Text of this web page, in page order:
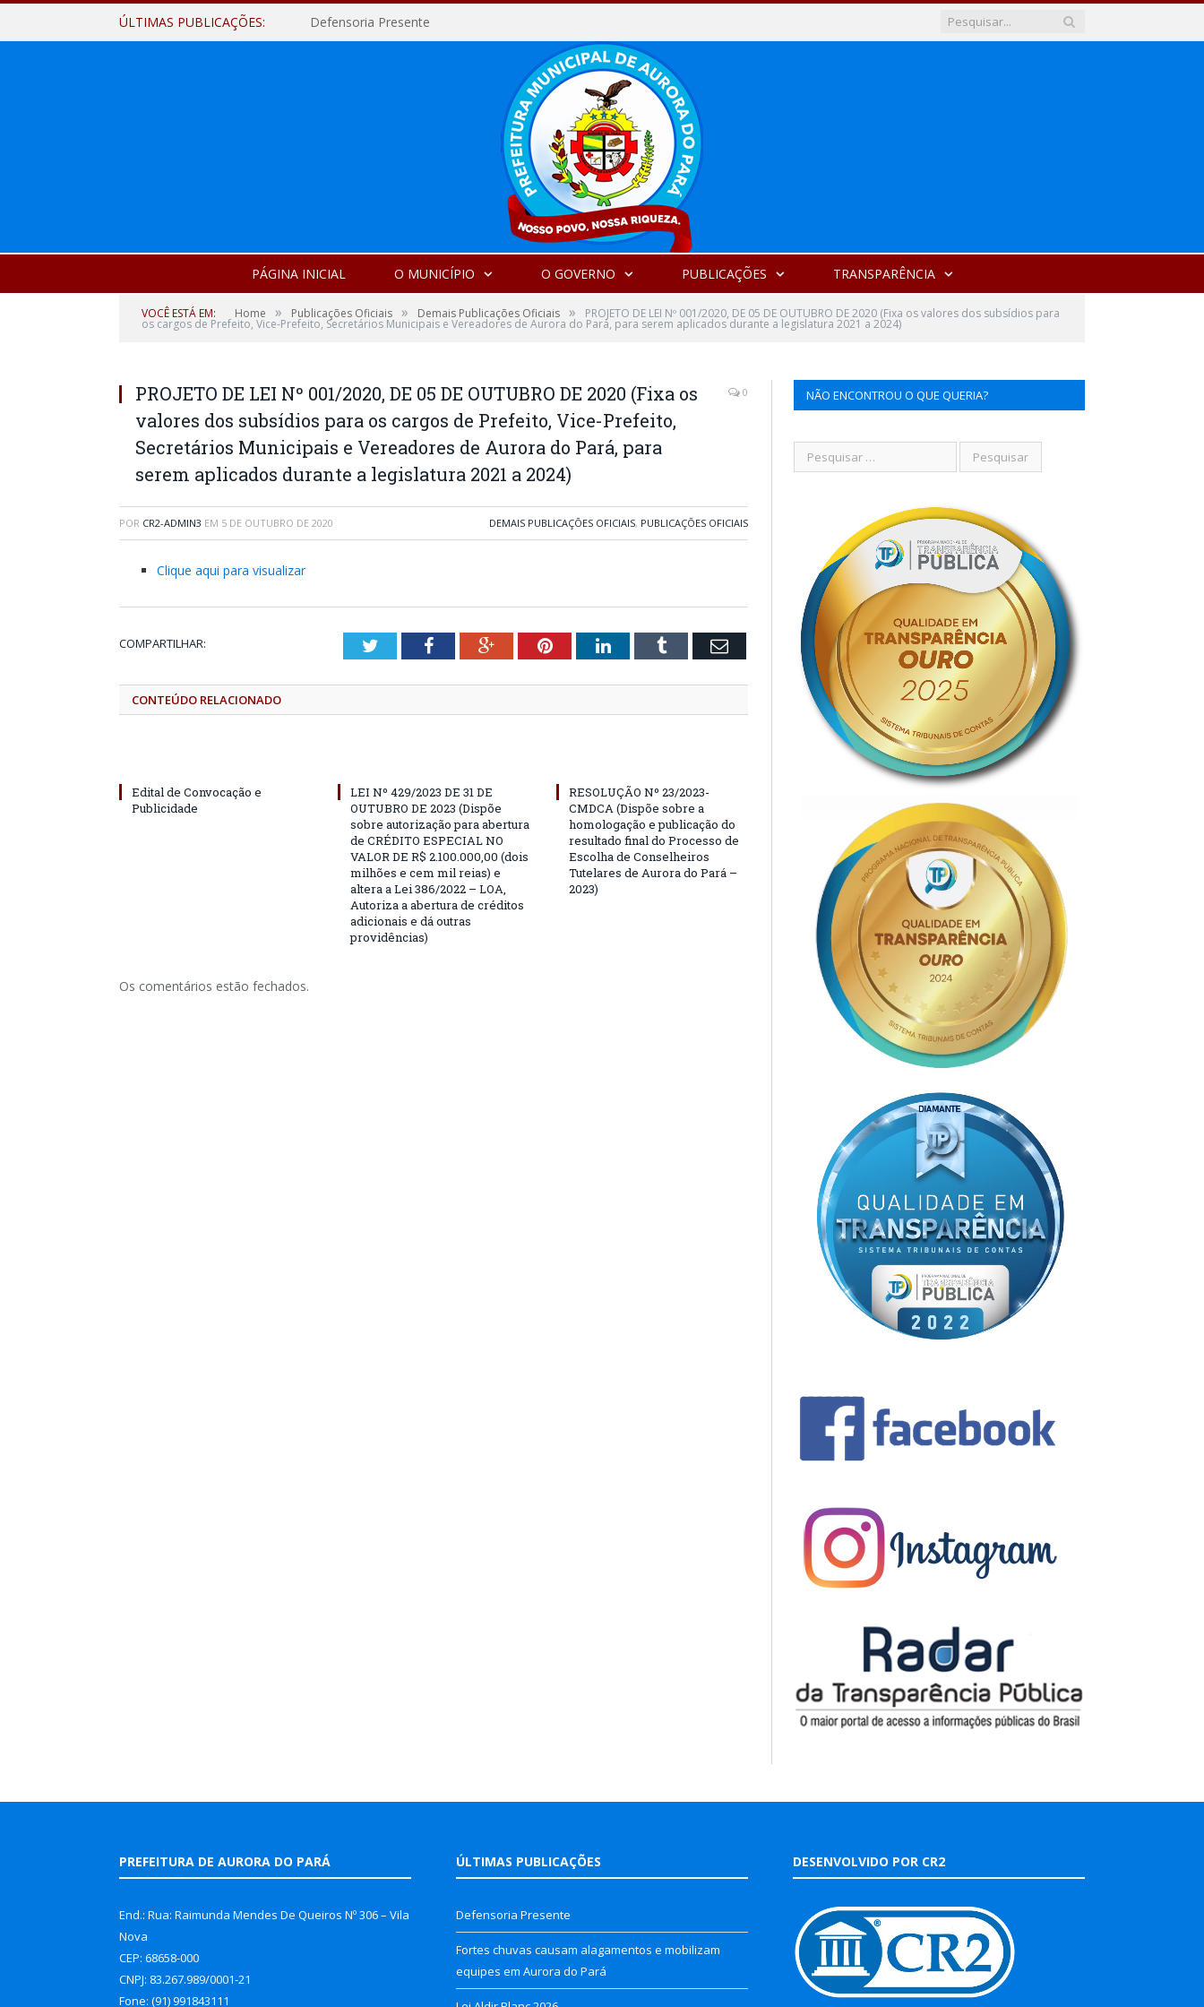
ÚLTIMAS PUBLICAÇÕES: Defensoria Presente
PÁGINA INICIAL O MUNICÍPIO O GOVERNO PUBLICAÇÕES TRANSPARÊNCIA
VOCÊ ESTÁ EM: Home » Publicações Oficiais » Demais Publicações Oficiais » PROJETO DE LEI Nº 001/2020, DE 05 DE OUTUBRO DE 2020 (Fixa os valores dos subsídios para
os cargos de Prefeito, Vice-Prefeito, Secretários Municipais e Vereadores de Aurora do Pará, para serem aplicados durante a legislatura 2021 a 2024)
PROJETO DE LEI Nº 001/2020, DE 05 DE OUTUBRO DE 2020 (Fixa os
valores dos subsídios para os cargos de Prefeito, Vice-Prefeito,
Secretários Municipais e Vereadores de Aurora do Pará, para
serem aplicados durante a legislatura 2021 a 2024)
0
POR CR2-ADMIN3 EM 5 DE OUTUBRO DE 2020 DEMAIS PUBLICAÇÕES OFICIAIS, PUBLICAÇÕES OFICIAIS
Clique aqui para visualizar
COMPARTILHAR: TwitterFacebookGoogle+PinterestLinkedInTumblr Email
CONTEÚDO RELACIONADO
Edital de Convocação e
Publicidade
LEI Nº 429/2023 DE 31 DE
OUTUBRO DE 2023 (Dispõe
sobre autorização para abertura
de CRÉDITO ESPECIAL NO
VALOR DE R$ 2.100.000,00 (dois
milhões e cem mil reias) e
altera a Lei 386/2022 – LOA,
Autoriza a abertura de créditos
adicionais e dá outras
providências)
RESOLUÇÃO Nº 23/2023-
CMDCA (Dispõe sobre a
homologação e publicação do
resultado final do Processo de
Escolha de Conselheiros
Tutelares de Aurora do Pará –
2023)
Os comentários estão fechados.
NÃO ENCONTROU O QUE QUERIA?
PREFEITURA DE AURORA DO PARÁ
End.: Rua: Raimunda Mendes De Queiros Nº 306 – Vila
Nova
CEP: 68658-000
CNPJ: 83.267.989/0001-21
Fone: (91) 991843111
ÚLTIMAS PUBLICAÇÕES
Defensoria Presente
Fortes chuvas causam alagamentos e mobilizam
equipes em Aurora do Pará
DESENVOLVIDO POR CR2